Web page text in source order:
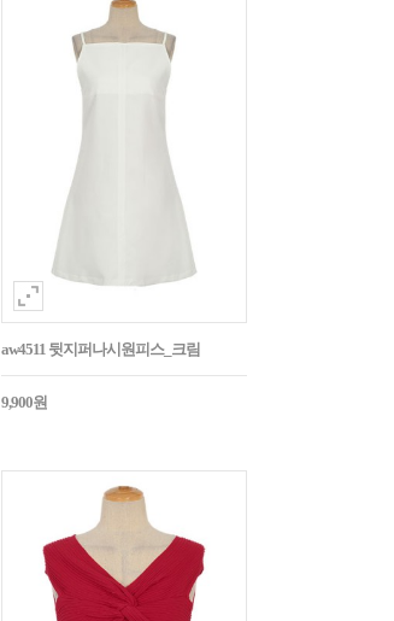
aw4511 뒷지퍼나시원피스_크림
9,900원